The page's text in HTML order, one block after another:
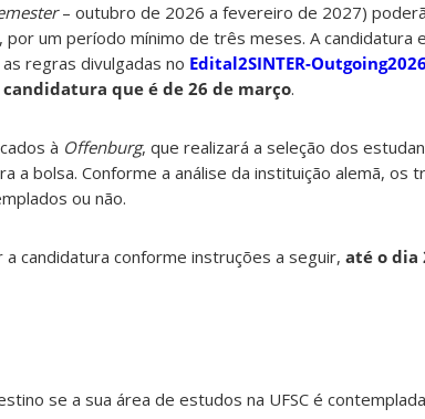
– outubro de 2026 a fevereiro de 2027)
um período mínimo de três meses. A candidatura
regras divulgadas no Edital2SINTER-
que é de 26 de março.
à Offenburg, que realizará a seleção dos
a bolsa. Conforme a análise da instituição alemã, os
ou não.
candidatura conforme instruções a seguir, até o dia
se a sua área de estudos na UFSC é